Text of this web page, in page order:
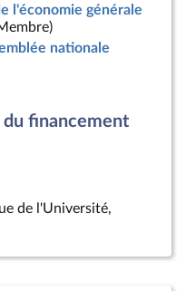
l'économie générale
nationale
financement
de l'Université,